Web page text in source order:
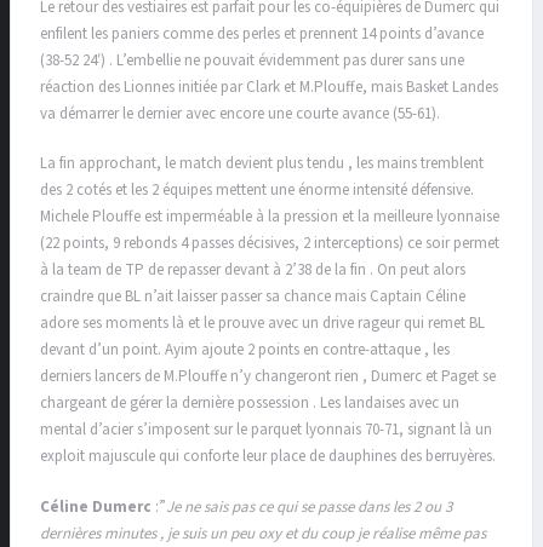
Le retour des vestiaires est parfait pour les co-équipières de Dumerc qui
enfilent les paniers comme des perles et prennent 14 points d’avance
(38-52 24′) . L’embellie ne pouvait évidemment pas durer sans une
réaction des Lionnes initiée par Clark et M.Plouffe, mais Basket Landes
va démarrer le dernier avec encore une courte avance (55-61).
La fin approchant, le match devient plus tendu , les mains tremblent
des 2 cotés et les 2 équipes mettent une énorme intensité défensive.
Michele Plouffe est imperméable à la pression et la meilleure lyonnaise
(22 points, 9 rebonds 4 passes décisives, 2 interceptions) ce soir permet
à la team de TP de repasser devant à 2’38 de la fin . On peut alors
craindre que BL n’ait laisser passer sa chance mais Captain Céline
adore ses moments là et le prouve avec un drive rageur qui remet BL
devant d’un point. Ayim ajoute 2 points en contre-attaque , les
derniers lancers de M.Plouffe n’y changeront rien , Dumerc et Paget se
chargeant de gérer la dernière possession . Les landaises avec un
mental d’acier s’imposent sur le parquet lyonnais 70-71, signant là un
exploit majuscule qui conforte leur place de dauphines des berruyères.
Céline Dumerc :”Je ne sais pas ce qui se passe dans les 2 ou 3
dernières minutes , je suis un peu oxy et du coup je réalise même pas